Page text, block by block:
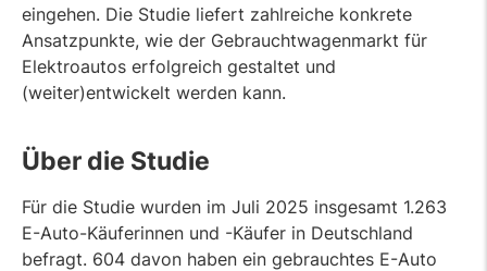
eingehen. Die Studie liefert zahlreiche konkrete
Ansatzpunkte, wie der Gebrauchtwagenmarkt für
Elektroautos erfolgreich gestaltet und
(weiter)entwickelt werden kann.
Über die Studie
Für die Studie wurden im Juli 2025 insgesamt 1.263
E-Auto-Käuferinnen und -Käufer in Deutschland
befragt. 604 davon haben ein gebrauchtes E-Auto